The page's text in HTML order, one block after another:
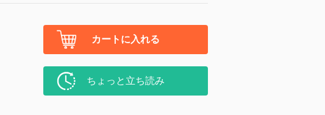
カートに入れる
ちょっと立ち読み